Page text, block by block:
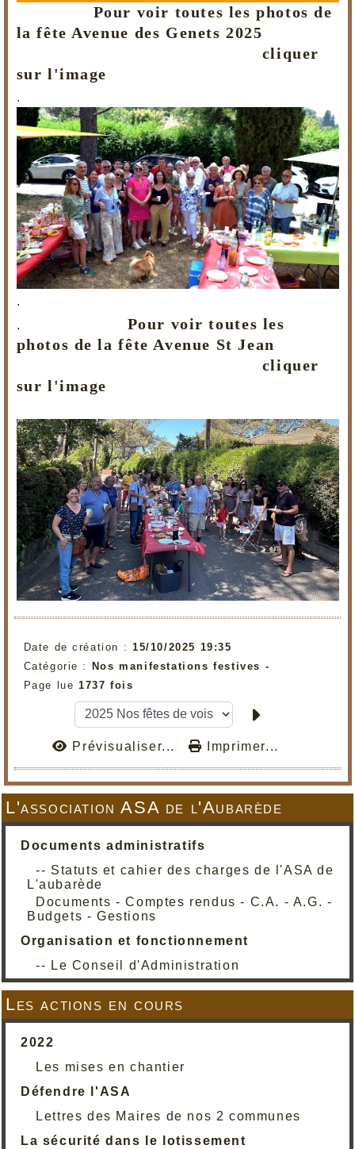
L'association ASA de l'Aubarède
Documents administratifs
-- Statuts et cahier des charges de l'ASA de
L'aubarède
Documents - Comptes rendus - C.A. - A.G. -
Budgets - Gestions
Organisation et fonctionnement
-- Le Conseil d'Administration
Les actions en cours
2022
Les mises en chantier
Défendre l'ASA
Lettres des Maires de nos 2 communes
La sécurité dans le lotissement
Pour voir toutes les photos de
la fête Avenue des Genets 2025
cliquer
sur l'image
.
.
. Pour voir toutes les
photos de la fête Avenue St Jean
cliquer
sur l'image
Date de création : 15/10/2025 19:35
Catégorie : Nos manifestations festives -
Page lue 1737 fois
Prévisualiser... Imprimer...